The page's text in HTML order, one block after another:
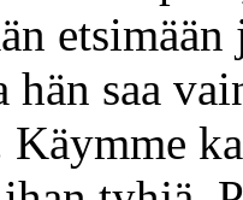
hän saa